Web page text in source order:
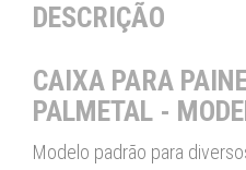
DESCRIÇÃO
CAIXA PARA
PALMETAL -
Modelo padrão para